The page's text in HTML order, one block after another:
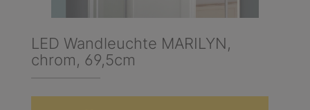
LED Wandleuchte MARILYN,
chrom, 69,5cm